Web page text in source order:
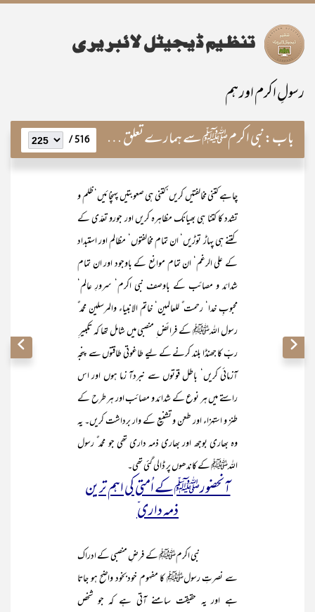
رسولِ اکرم اور ہم
باب:نبی اکرمﷺ سے ہمارے تعلق کی بنیادیں 516 /
چاہے کتنی مخالفتیں کریں‘ کتنی ہی صعوبتیں پہنچائیں‘ ظلم و
تشدد کا کتنا ہی بھیانک مظاہرہ کریں اور جورو تعدّی کے
کتنے ہی پہاڑ توڑیں‘ ان تمام مخالفتوں‘ مظالم اور استبداد
کے علی الرغم‘ ان تمام موانع کے باوجود اور ان تمام
شدائد و مصائب کے باوصف نبی اکرم‘ سرورِ عالم‘
محبوبِ خدا‘ رحمت ٌ للعالمین‘ خاتم الانبیاء والمرسلین محمد ٌ
رسول اللہﷺ کے فرائض ِ منصبی میں شامل تھا کہ تکبیر ِ
ربّ کا جھنڈا بلند کرنے کے لیے طاغوتی طاقتوں سے پنجہ
آزمائی کریں‘ باطل قوتوں سے نبردآ زما ہوں اور اس
راستے میں ہر نوع کے شدائد و مصائب اور ہر طرح کے
طنز و استہزاء اور طعن و تشنیع کے وار برداشت کریں۔ یہ
وہ بھاری بوجھ اور بھاری ذمہ داری تھی جو محمد ٌ رسول
اللہﷺ کے کاندھوں پر ڈالی گئی تھی۔
آنحضورﷺ کے اُمتی کی اہم ترین
ذمہ داری ّ
نبی اکرمﷺ کے فرضِ منصبی کے ادراک
سے نصرتِ رسولﷺ کا مفہوم خودبخود واضح ہو جاتا
ہے اور یہ حقیقت سامنے آتی ہے کہ جو شخص